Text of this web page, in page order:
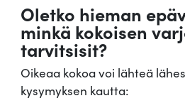
Oletko hieman
minkä kokoisen
tarvitsisit?
Oikeaa kokoa voi lähteä
kysymyksen kautta: